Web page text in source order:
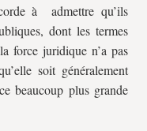
à admettre qu’ils
dont les termes
force juridique n’a pas
soit généralement
beaucoup plus grande